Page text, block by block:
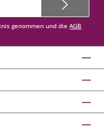
genommen und dieAGB